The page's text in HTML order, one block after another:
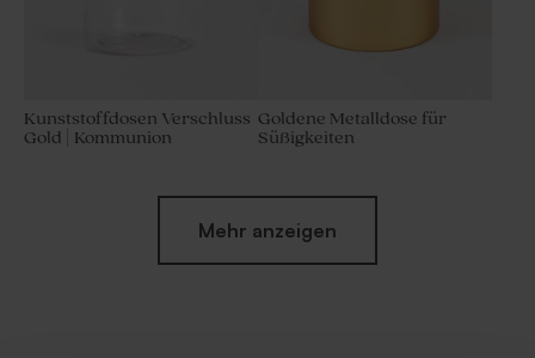
Kunststoffdosen Verschluss
Gold | Kommunion
Goldene Metalldose für
Süßigkeiten
Mehr anzeigen